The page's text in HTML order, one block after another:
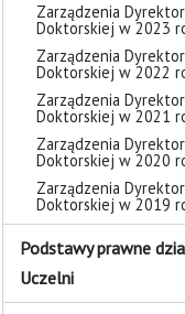
Zarządzenia
Doktorskiej w 2023
Zarządzenia
Doktorskiej w 2022
Zarządzenia
Doktorskiej w 2021
Zarządzenia
Doktorskiej w 2020
Zarządzenia
Doktorskiej w 2019
Podstawy prawne
Uczelni